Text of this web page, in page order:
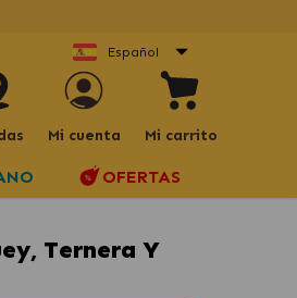
Español
Mi cuenta Mi carrito
OFERTAS
Ternera Y